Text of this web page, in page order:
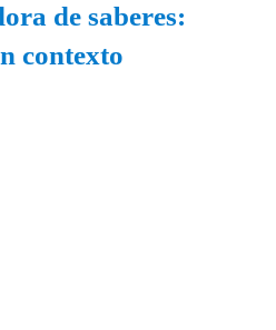
de saberes:
contexto